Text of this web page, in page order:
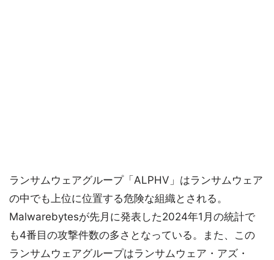
ランサムウェアグループ「ALPHV」はランサムウェア
の中でも上位に位置する危険な組織とされる。
Malwarebytesが先月に発表した2024年1月の統計で
も4番目の攻撃件数の多さとなっている。また、この
ランサムウェアグループはランサムウェア・アズ・